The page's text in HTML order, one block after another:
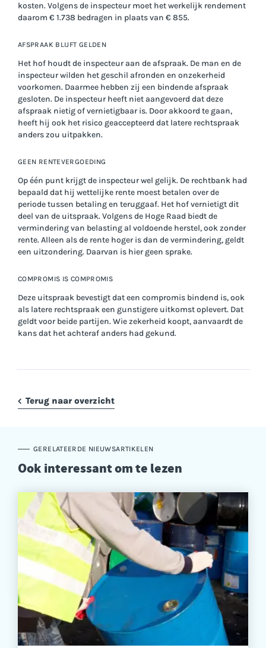
kosten. Volgens de inspecteur moet het werkelijk rendement
daarom € 1.738 bedragen in plaats van € 855.
AFSPRAAK BLIJFT GELDEN
Het hof houdt de inspecteur aan de afspraak. De man en de
inspecteur wilden het geschil afronden en onzekerheid
voorkomen. Daarmee hebben zij een bindende afspraak
gesloten. De inspecteur heeft niet aangevoerd dat deze
afspraak nietig of vernietigbaar is. Door akkoord te gaan,
heeft hij ook het risico geaccepteerd dat latere rechtspraak
anders zou uitpakken.
GEEN RENTEVERGOEDING
Op één punt krijgt de inspecteur wel gelijk. De rechtbank had
bepaald dat hij wettelijke rente moest betalen over de
periode tussen betaling en teruggaaf. Het hof vernietigt dit
deel van de uitspraak. Volgens de Hoge Raad biedt de
vermindering van belasting al voldoende herstel, ook zonder
rente. Alleen als de rente hoger is dan de vermindering, geldt
een uitzondering. Daarvan is hier geen sprake.
COMPROMIS IS COMPROMIS
Deze uitspraak bevestigt dat een compromis bindend is, ook
als latere rechtspraak een gunstigere uitkomst oplevert. Dat
geldt voor beide partijen. Wie zekerheid koopt, aanvaardt de
kans dat het achteraf anders had gekund.
Terug naar overzicht
GERELATEERDE NIEUWSARTIKELEN
Ook interessant om te lezen